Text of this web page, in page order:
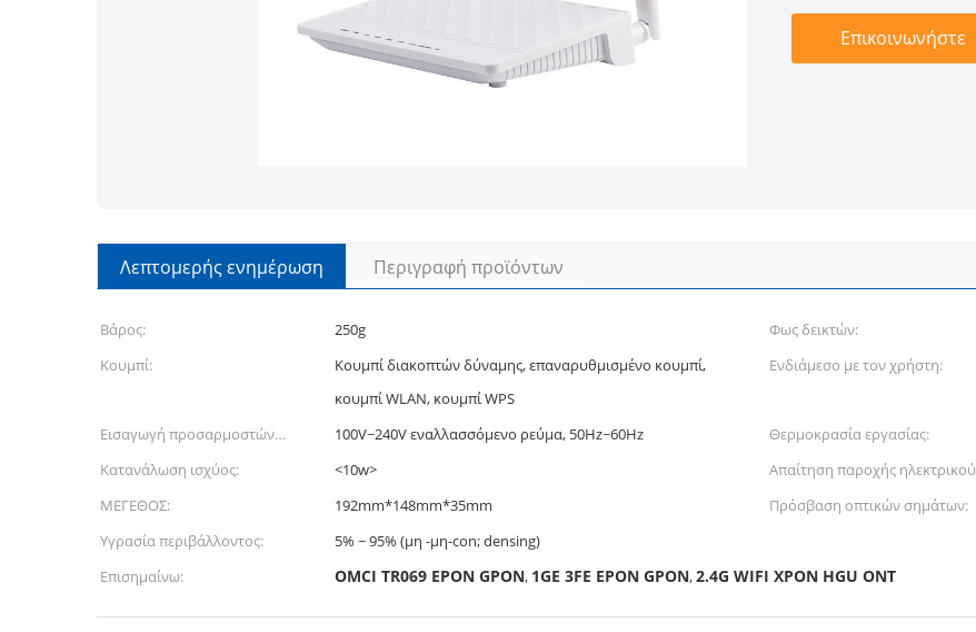
Επικοινωνήστε
Λεπτομερής ενημέρωση Περιγραφή προϊόντων
Βάρος: 250g Φως δεικτών:
Κουμπί:
Κουμπί διακοπτών δύναμης, επαναρυθμισμένο κουμπί,
κουμπί WLAN, κουμπί WPS
Ενδιάμεσο με τον χρήστη:
Εισαγωγή προσαρμοστών
δύναμης:
100V~240V εναλλασσόμενο ρεύμα, 50Hz~60Hz Θερμοκρασία εργασίας:
Κατανάλωση ισχύος:
<10w>
Απαίτηση παροχής ηλεκτρικού
ρεύματος:
ΜΕΓΕΘΟΣ:
192mm*148mm*35mm Πρόσβαση οπτικών σημάτων:
Υγρασία περιβάλλοντος:
5% ~ 95% (μη -μη-con; densing)
Επισημαίνω:
OMCI TR069 EPON GPON, 1GE 3FE EPON GPON,2.4G WIFI XPON HGU ONT